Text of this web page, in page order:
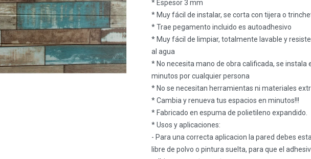
* Espesor 3 mm
* Muy fácil de instalar, se corta con tijera o
* Trae pegamento incluido es autoadhesivo
* Muy fácil de limpiar, totalmente lavable y
al agua
* No necesita mano de obra calificada, se instala
minutos por cualquier persona
* No se necesitan herramientas ni materiales
* Cambia y renueva tus espacios en minutos!!!
* Fabricado en espuma de polietileno expandido.
* Usos y aplicaciones:
- Para una correcta aplicacion la pared debes
libre de polvo o pintura suelta, para que el